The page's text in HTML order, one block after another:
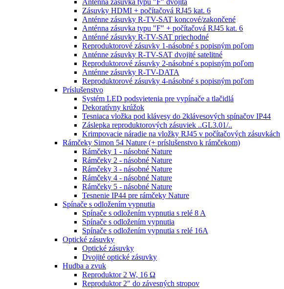
Anténna zásuvka typu "F" dvojitá
Zásuvky HDMI + počítačová RJ45 kat. 6
Anténne zásuvky R-TV-SAT koncové/zakončené
Anténna zásuvka typu "F" + počítačová RJ45 kat. 6
Anténné zásuvky R-TV-SAT priechodné
Reproduktorové zásuvky 1-násobné s popisným poľom
Anténne zásuvky R-TV-SAT dvojité satelitné
Reproduktorové zásuvky 2-násobné s popisným poľom
Anténne zásuvky R-TV-DATA
Reproduktorové zásuvky 4-násobné s popisným poľom
Príslušenstvo
Systém LED podsvietenia pre vypínače a tlačidlá
Dekoratívny krúžok
Tesniaca vložka pod klávesy do 2klávesových spínačov IP44
Záslepka reproduktorových zásuviek ..GL3.01/..
Krimpovacie náradie na vložky RJ45 v počítačových zásuvkách
Rámčeky Simon 54 Nature (+ príslušenstvo k rámčekom)
Rámčeky 1 - násobné Nature
Rámčeky 2 - násobné Nature
Rámčeky 3 - násobné Nature
Rámčeky 4 - násobné Nature
Rámčeky 5 - násobné Nature
Tesnenie IP44 pre rámčeky Nature
Spínače s odložením vypnutia
Spínače s odložením vypnutia s relé 8 A
Spínače s odložením vypnutia
Spínače s odložením vypnutia s relé 16A
Optické zásuvky
Optické zásuvky
Dvojité optické zásuvky
Hudba a zvuk
Reproduktor 2 W, 16 Ω
Reproduktor 2" do závesných stropov